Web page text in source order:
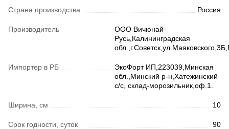
Страна производства Россия
Производитель
ООО Вичюнай-
Русь,Калининградская
Импортер в РБ
ЭкоФорт ИП,223039,Минская
обл.,Минский р-н,Хатежинский
с/с, склад-морозильник,оф.1.
Ширина, см 10
Срок годности, суток 90